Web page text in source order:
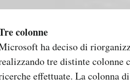
colonne
ha deciso di
tre distinte
effettuate. La colonna